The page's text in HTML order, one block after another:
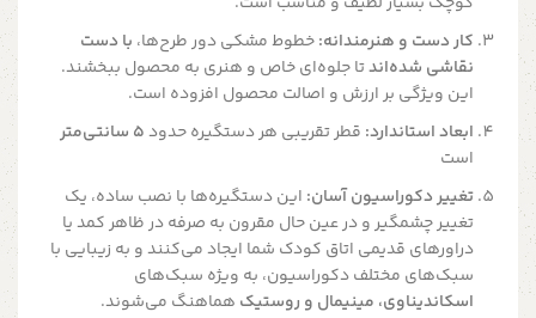
کار دست و هنرمندانه:خطوط مشکی دور طرح‌ها، با دست
نقاشی شده‌اندتا جلوه‌ای خاص و هنری به محصول ببخشند.
این ویژگی بر ارزش و اصالت محصول افزوده است.
ابعاد استاندارد: قطر تقریبی هر دستگیره حدود۵ سانتی‌متر
است
تغییر دکوراسیون آسان: این دستگیره‌ها با نصب ساده، یک
تغییر چشمگیر و در عین حال مقرون به صرفه در ظاهر کمد یا
دراورهای قدیمی اتاق کودک شما ایجاد می‌کنند و به زیبایی با
سبک‌های مختلف دکوراسیون، به ویژه سبک‌های
اسکاندیناوی، مینیمال و روستیک هماهنگ می‌شوند.